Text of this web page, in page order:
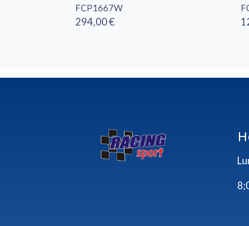
FCP1667W
294,00 €